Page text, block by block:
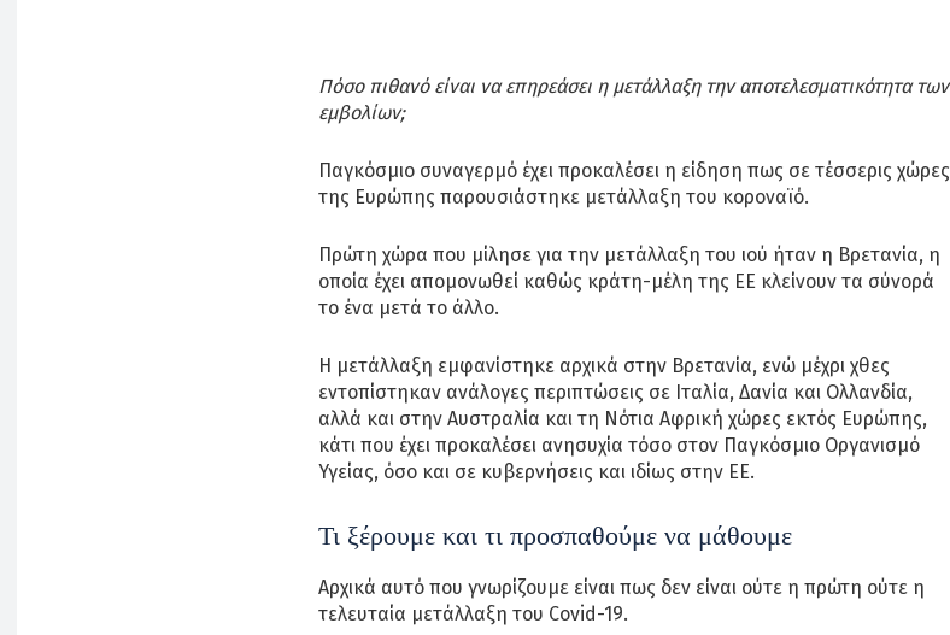
Πόσο πιθανό είναι να επηρεάσει η μετάλλαξη την αποτελεσματικότητα των
εμβολίων;
Παγκόσμιο συναγερμό έχει προκαλέσει η είδηση πως σε τέσσερις χώρες
της Ευρώπης παρουσιάστηκε μετάλλαξη του κοροναϊό.
Πρώτη χώρα που μίλησε για την μετάλλαξη του ιού ήταν η Βρετανία, η
οποία έχει απομονωθεί καθώς κράτη-μέλη της ΕΕ κλείνουν τα σύνορά
το ένα μετά το άλλο.
Η μετάλλαξη εμφανίστηκε αρχικά στην Βρετανία, ενώ μέχρι χθες
εντοπίστηκαν ανάλογες περιπτώσεις σε Ιταλία, Δανία και Ολλανδία,
αλλά και στην Αυστραλία και τη Νότια Αφρική χώρες εκτός Ευρώπης,
κάτι που έχει προκαλέσει ανησυχία τόσο στον Παγκόσμιο Οργανισμό
Υγείας, όσο και σε κυβερνήσεις και ιδίως στην ΕΕ.
Τι ξέρουμε και τι προσπαθούμε να μάθουμε
Αρχικά αυτό που γνωρίζουμε είναι πως δεν είναι ούτε η πρώτη ούτε η
τελευταία μετάλλαξη του Covid-19.